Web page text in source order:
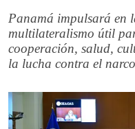
Panamá impulsará en
multilateralismo útil
cooperación, salud,
la lucha contra el